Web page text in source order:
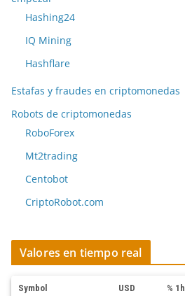
Hashing24
IQ Mining
Hashflare
Estafas y fraudes en criptomonedas
Robots de criptomonedas
RoboForex
Mt2trading
Centobot
CriptoRobot.com
Valores en tiempo real
Symbol USD % 1h